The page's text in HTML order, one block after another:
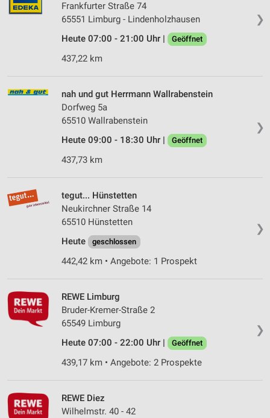
❯
Frankfurter Straße 74
65551 Limburg - Lindenholzhausen
Heute 07:00 - 21:00 Uhr |
Geöffnet
437,22 km
❯
nah und gut Herrmann Wallrabenstein
Dorfweg 5a
65510 Wallrabenstein
Heute 09:00 - 18:30 Uhr |
Geöffnet
437,73 km
❯
tegut... Hünstetten
Neukirchner Straße 14
65510 Hünstetten
Heute
geschlossen
442,42 km • Angebote: 1 Prospekt
❯
REWE Limburg
Bruder-Kremer-Straße 2
65549 Limburg
Heute 07:00 - 22:00 Uhr |
Geöffnet
439,17 km • Angebote: 2 Prospekte
REWE Diez
Wilhelmstr. 40 - 42